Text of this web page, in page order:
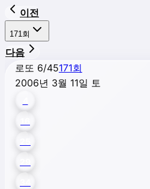
이전
171회
다음
로또 6/45171회
2006년 3월 11일 토